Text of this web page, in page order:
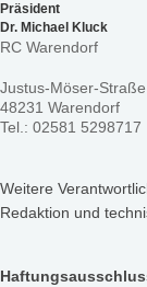
Präsident
Dr. Michael Kluck
RC Warendorf
Justus-Möser-
48231 Warendorf
Tel.: 02581 5298717
Weitere
Redaktion und